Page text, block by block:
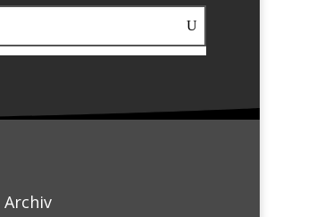
Archiv